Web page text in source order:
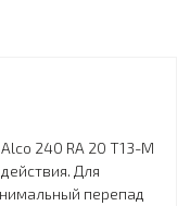
240 RA 20 T13-M
Для
перепад